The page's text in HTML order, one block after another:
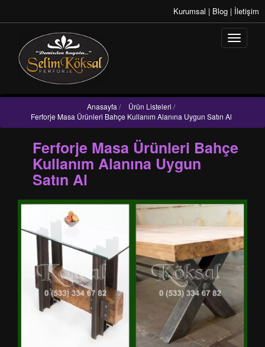
Kurumsal | Blog | İletişim
Anasayfa / Ürün Listeleri /
Ferforje Masa Ürünleri Bahçe Kullanım Alanına Uygun Satın Al
Ferforje Masa Ürünleri Bahçe
Kullanım Alanına Uygun
Satın Al